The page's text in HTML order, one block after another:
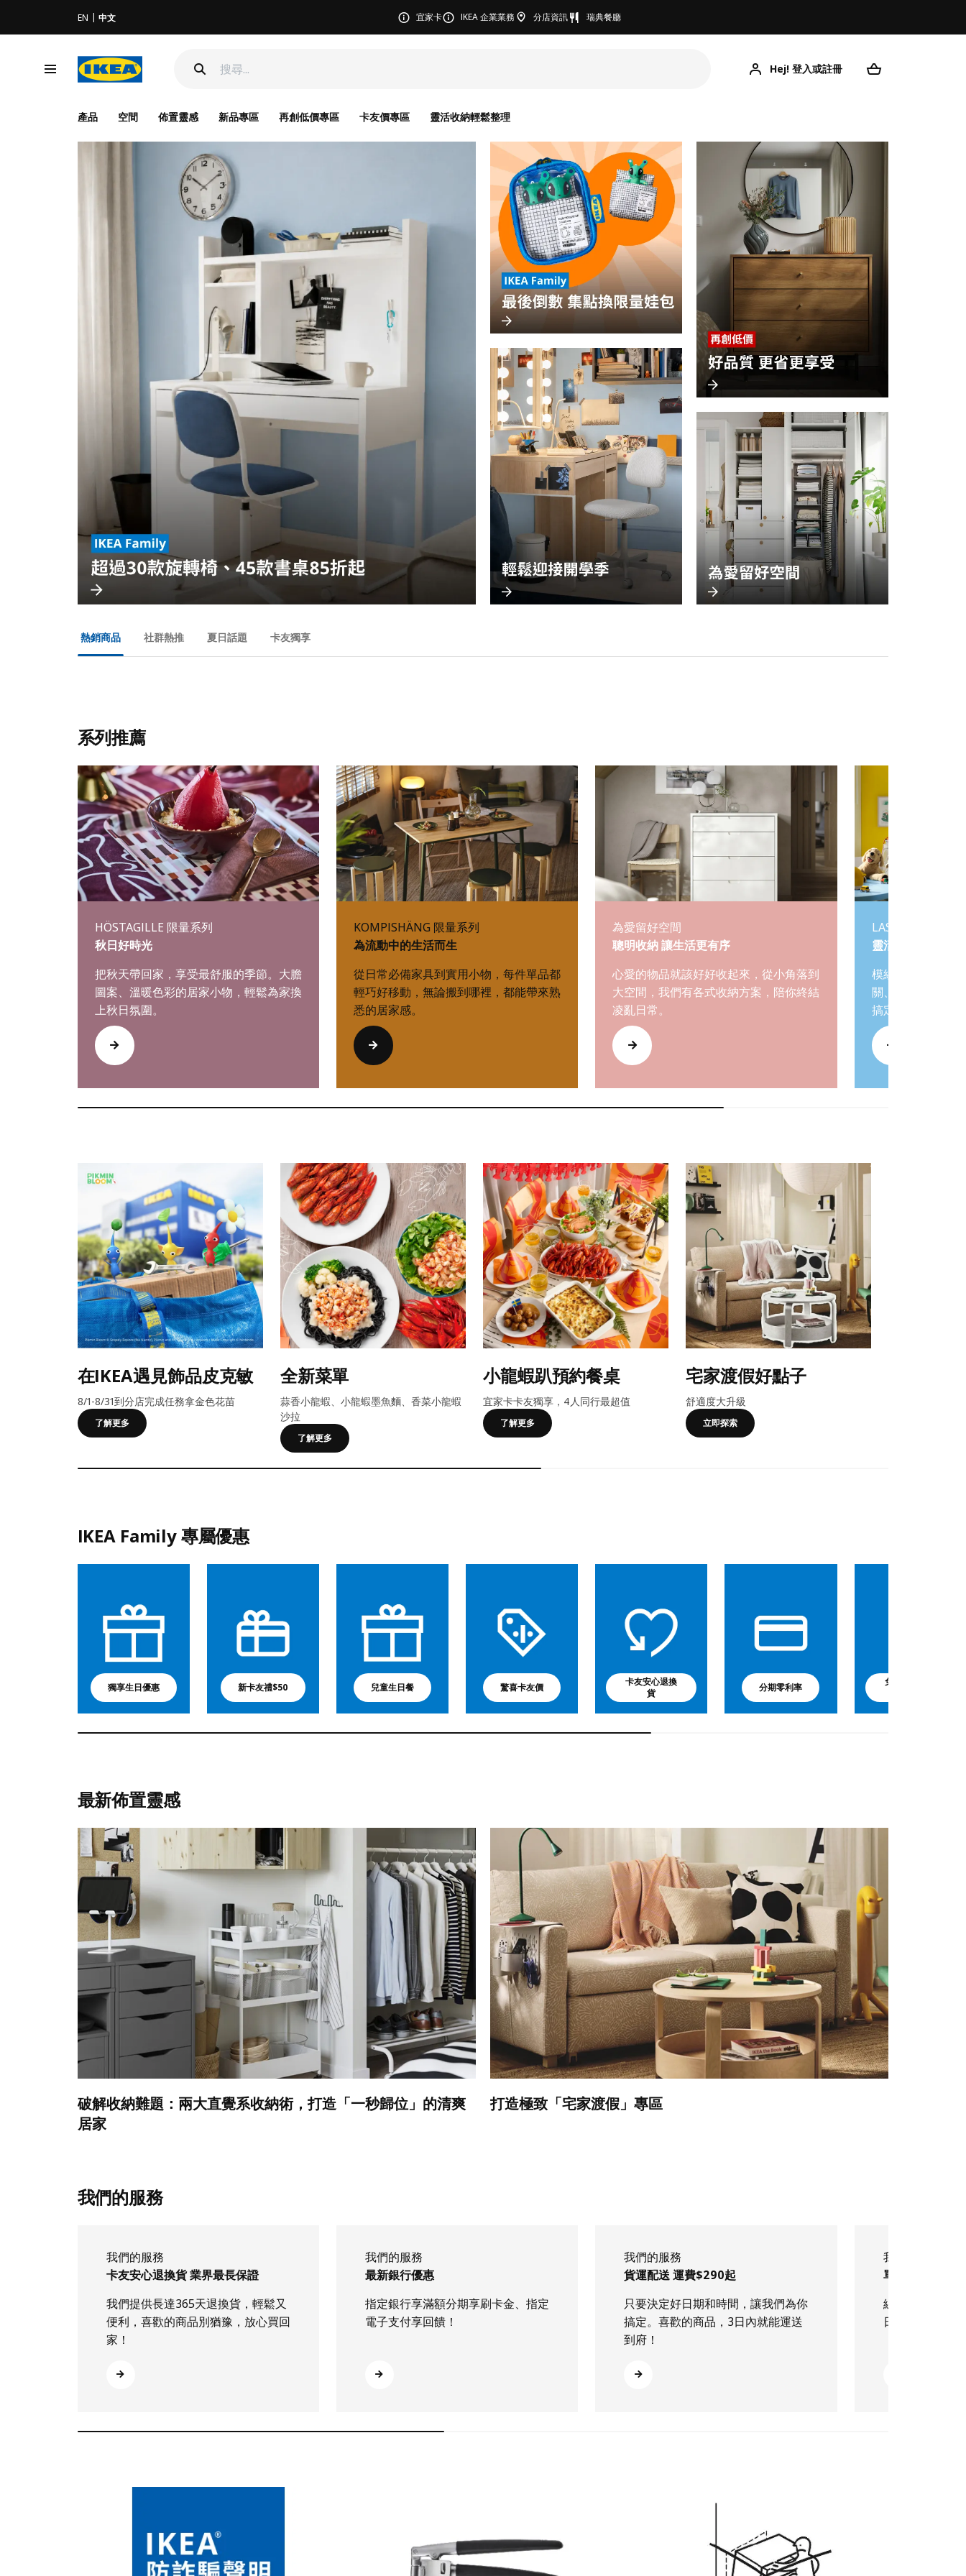
EN 中文 宜家卡 IKEA 企業業務 分店資訊 瑞典餐廳
Hej! 登入或註冊
產品 空間 佈置靈感 新品專區 再創低價專區 卡友價專區 靈活收納輕鬆整理
熱銷商品 社群熱推 夏日話題 卡友獨享
系列推薦
HÖSTAGILLE 限量系列
秋日好時光
把秋天帶回家，享受最舒服的季節。大膽
圖案、溫暖色彩的居家小物，輕鬆為家換
上秋日氛圍。
KOMPISHÄNG 限量系列
為流動中的生活而生
從日常必備家具到實用小物，每件單品都
輕巧好移動，無論搬到哪裡，都能帶來熟
悉的居家感。
為愛留好空間
聰明收納 讓生活更有序
心愛的物品就該好好收起來，從小角落到
大空間，我們有各式收納方案，陪你終結
凌亂日常。
LASTARE 系統衣
靈活收納 自由配置
模組化設計可依
關、臥室、兒童
搞定！
在IKEA遇見飾品皮克敏
8/1-8/31到分店完成任務拿金色花苗
了解更多
全新菜單
蒜香小龍蝦、小龍蝦墨魚麵、香菜小龍蝦
沙拉
了解更多
小龍蝦趴預約餐桌
宜家卡卡友獨享，4人同行最超值
了解更多
宅家渡假好點子
舒適度大升級
立即探索
IKEA Family 專屬優惠
獨享生日優惠 新卡友禮$50 兒童生日餐 驚喜卡友價
卡友安心退換
貨
分期零利率
免費嬰兒副食
最新佈置靈感
破解收納難題：兩大直覺系收納術，打造「一秒歸位」的清爽
居家
打造極致「宅家渡假」專區
我們的服務
我們的服務
卡友安心退換貨 業界最長保證
我們提供長達365天退換貨，輕鬆又
便利，喜歡的商品別猶豫，放心買回
家！
我們的服務
最新銀行優惠
指定銀行享滿額分期享刷卡金、指定
電子支付享回饋！
我們的服務
貨運配送 運費$290起
只要決定好日期和時間，讓我們為你
搞定。喜歡的商品，3日內就能運送
到府！
我們的服務
單筆滿$499 免
線上下單喜愛
日到貨！